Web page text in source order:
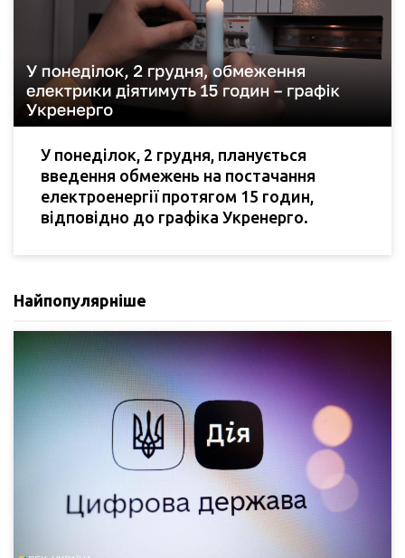
У понеділок, 2 грудня, планується
введення обмежень на постачання
електроенергії протягом 15 годин,
відповідно до графіка Укренерго.
Найпопулярніше